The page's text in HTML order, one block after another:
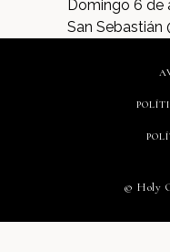
Domingo 6 de
San Sebastián
© Holy